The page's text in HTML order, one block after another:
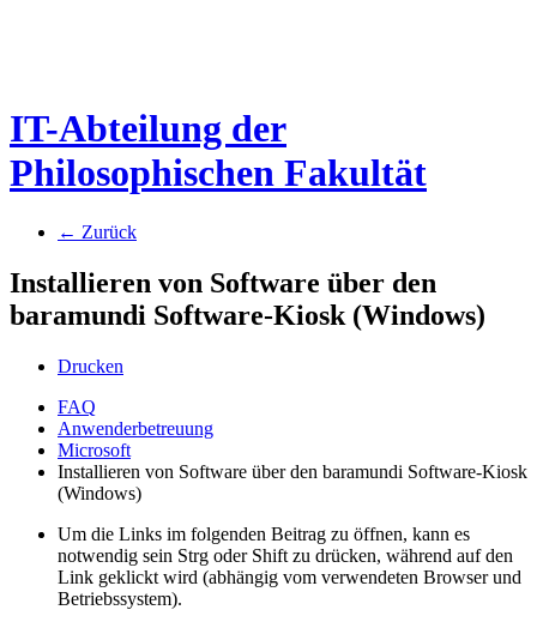
IT-Abteilung der
Philosophischen Fakultät
← Zurück
Installieren von Software über den
baramundi Software-Kiosk (Windows)
Drucken
FAQ
Anwenderbetreuung
Microsoft
Installieren von Software über den baramundi Software-Kiosk
(Windows)
Um die Links im folgenden Beitrag zu öffnen, kann es
notwendig sein Strg oder Shift zu drücken, während auf den
Link geklickt wird (abhängig vom verwendeten Browser und
Betriebssystem).